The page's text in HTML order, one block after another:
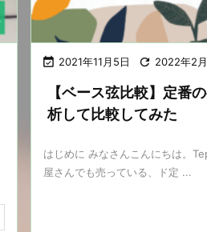
 2021年11月5日  2022年2
【ベース弦比較】定番
析して比較してみた
はじめに みなさんこんにちは。
屋さんでも売っている、ド定 ...